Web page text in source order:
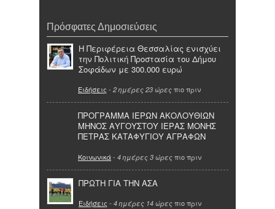
Πρόσφατες Δημοσιεύσεις
Η Περιφέρεια Θεσσαλίας ενισχύει
την Πολιτική Προστασία του Δήμου
Σοφάδων με 300.000 ευρώ
Ειδήσεις - 2 ημέρες 23 ώρες πιο πριν
ΠΡΟΓΡΑΜΜΑ ΙΕΡΩΝ ΑΚΟΛΟΥΘΙΩΝ
ΜΗΝΟΣ ΑΥΓΟΥΣΤΟΥ ΙΕΡΑΣ ΜΟΝΗΣ
ΠΕΤΡΑΣ ΚΑΤΑΦΥΓΙΟΥ ΑΓΡΑΦΩΝ
Κοινωνικά- 4 ημέρες 3 ώρες πιο πριν
ΠΡΩΤΗ ΓΙΑ ΤΗΝ ΑΣΑ
Ειδήσεις - 4 ημέρες 14 ώρες πιο πριν